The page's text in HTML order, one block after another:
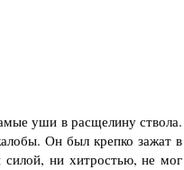
уши в расщелину ствола.
Он был крепко зажат в
силой, ни хитростью, не мог